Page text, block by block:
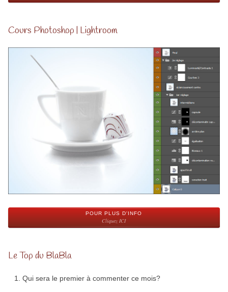
Cours Photoshop | Lightroom
POUR PLUS D'INFO
Cliquez ICI
Le Top du BlaBla
Qui sera le premier à commenter ce mois?